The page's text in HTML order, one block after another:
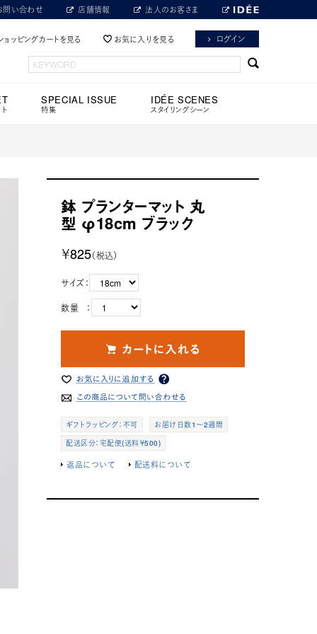
問い合わせ 店舗情報 法人のお客さま
ョッピングカートを見る お気に入りを見る ログイン
SPECIAL ISSUE
特集
IDÉE SCENES
スタイリングシーン
鉢 プランターマット 丸
型 φ18cm ブラック
￥825（税込）
サイズ：
数量 ：
ギフトラッピング：不可
お届け日数1～2週間
配送区分：宅配便(送料￥500)
返品について 配送料について